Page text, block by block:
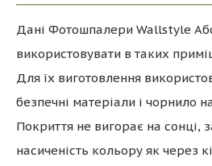
Дані Фотошпалери Wallstyle
використовувати в таких
Для їх виготовлення
безпечні матеріали і чорнило
Покриття не вигорає на сонці,
насиченість кольору як через